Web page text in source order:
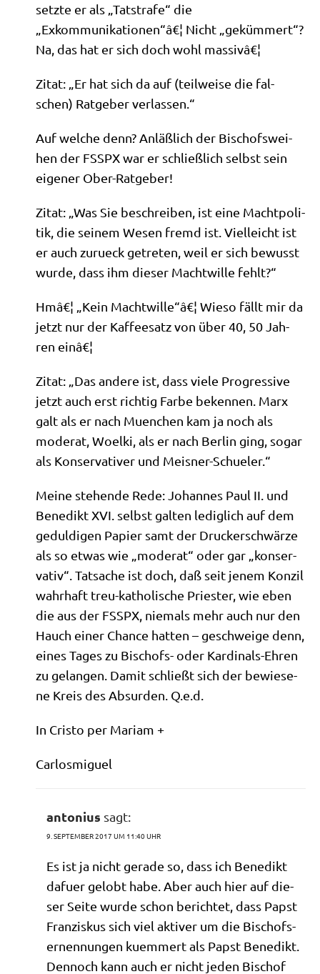
setz­te er als „Tat­stra­fe“ die
„Exkommunikationen“â€¦ Nicht „geküm­mert“?
Na, das hat er sich doch wohl massivâ€¦
Zitat: „Er hat sich da auf (teil­wei­se die fal­
schen) Rat­ge­ber verlassen.“
Auf wel­che denn? Anläß­lich der Bischofs­wei­
hen der FSSPX war er schließ­lich selbst sein
eige­ner Ober-Ratgeber!
Zitat: „Was Sie beschrei­ben, ist eine Macht­po­li­
tik, die sei­nem Wesen fremd ist. Viel­leicht ist
er auch zurueck getre­ten, weil er sich bewusst
wur­de, dass ihm die­ser Macht­wil­le fehlt?“
Hmâ€¦ „Kein Machtwille“â€¦ Wie­so fällt mir da
jetzt nur der Kaf­fee­satz von über 40, 50 Jah­
ren einâ€¦
Zitat: „Das ande­re ist, dass vie­le Pro­gres­si­ve
jetzt auch erst rich­tig Far­be beken­nen. Marx
galt als er nach Muen­chen kam ja noch als
mode­rat, Woel­ki, als er nach Ber­lin ging, sogar
als Kon­ser­va­ti­ver und Meisner-Schueler.“
Mei­ne ste­hen­de Rede: Johan­nes Paul II. und
Bene­dikt XVI. selbst gal­ten ledig­lich auf dem
gedul­di­gen Papier samt der Drucker­schwär­ze
als so etwas wie „mode­rat“ oder gar „kon­ser­
va­tiv“. Tat­sa­che ist doch, daß seit jenem Kon­zil
wahr­haft treu-katho­li­sche Prie­ster, wie eben
die aus der FSSPX, nie­mals mehr auch nur den
Hauch einer Chan­ce hat­ten – geschwei­ge denn,
eines Tages zu Bischofs- oder Kar­di­nals-Ehren
zu gelan­gen. Damit schließt sich der bewie­se­
ne Kreis des Absur­den. Q.e.d.
In Cri­sto per Mariam +
Car­los­mi­guel
antonius sagt:
9. SEPTEMBER 2017 UM 11:40 UHR
Es ist ja nicht gera­de so, dass ich Bene­dikt
dafuer gelobt habe. Aber auch hier auf die­
ser Sei­te wur­de schon berich­tet, dass Papst
Fran­zis­kus sich viel akti­ver um die Bischofs­
er­nen­nun­gen kuem­mert als Papst Bene­dikt.
Den­noch kann auch er nicht jeden Bischof